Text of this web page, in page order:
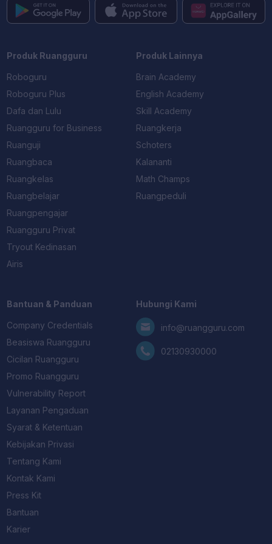
pendidikan yang diterima.
Call Center
02130930000
Produk Ruangguru
Roboguru
Roboguru Plus
Dafa dan Lulu
Ruangguru for Business
Ruanguji
Ruangbaca
Ruangkelas
Ruangbelajar
Ruangpengajar
Ruangguru Privat
Tryout Kedinasan
Airis
Produk Lainnya
Brain Academy
English Academy
Skill Academy
Ruangkerja
Schoters
Kalananti
Math Champs
Ruangpeduli
Bantuan & Panduan
Company Credentials
Beasiswa Ruangguru
Cicilan Ruangguru
Promo Ruangguru
Vulnerability Report
Layanan Pengaduan
Syarat & Ketentuan
Kebijakan Privasi
Tentang Kami
Kontak Kami
Press Kit
Bantuan
Karier
Hubungi Kami
info@ruangguru.com
02130930000